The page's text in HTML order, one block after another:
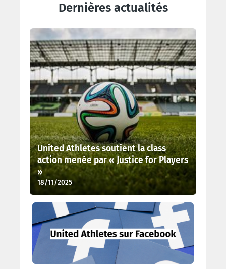
Dernières actualités
United Athletes soutient la class
action menée par « Justice for Players
»
18/11/2025